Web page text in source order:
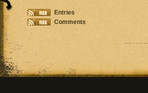
Entries
Comments